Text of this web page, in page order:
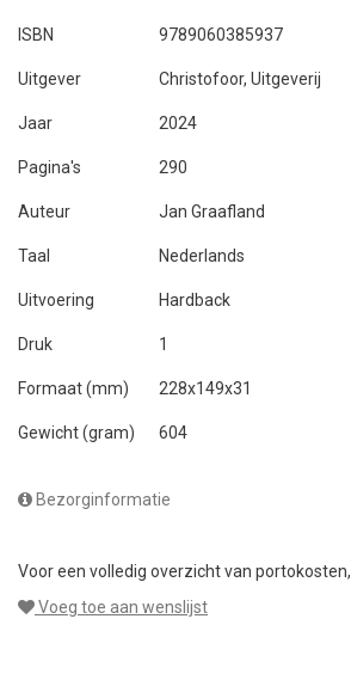
ISBN 9789060385937
Uitgever Christofoor, Uitgeverij
Jaar 2024
Pagina's 290
Auteur Jan Graafland
Taal Nederlands
Uitvoering Hardback
Druk 1
Formaat (mm) 228x149x31
Gewicht (gram) 604
Bezorginformatie
Voor een volledig overzicht van portokosten,
Voeg toe aan wenslijst